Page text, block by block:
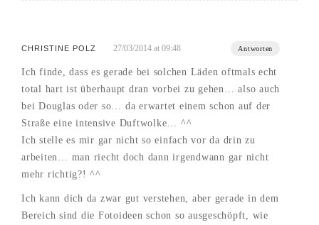
CHRISTINE POLZ 27/03/2014 at 09:48 Antworten
Ich finde, dass es gerade bei solchen Läden oftmals echt
total hart ist überhaupt dran vorbei zu gehen… also auch
bei Douglas oder so… da erwartet einem schon auf der
Straße eine intensive Duftwolke… ^^
Ich stelle es mir gar nicht so einfach vor da drin zu
arbeiten… man riecht doch dann irgendwann gar nicht
mehr richtig?! ^^
Ich kann dich da zwar gut verstehen, aber gerade in dem
Bereich sind die Fotoideen schon so ausgeschöpft, wie